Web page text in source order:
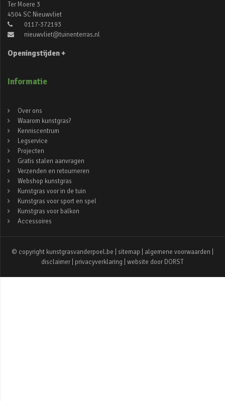
Ter Moere 3
4504 SC Nieuwvliet
0117-372193
nieuwvliet@tuinenterras.nl
Openingstijden +
Informatie
Over ons
Waarom kunstgras?
Kenniscentrum
Legservice
Projecten
Gratis stalen aanvragen
Verzenden en retourneren
Webshop kunstgras
Kunstgras voor in de tuin
Kunstgras voor sport en spel
Kunstgras voor balkon
Accessoires
© copyright kunstgrasvanderpoel.be | sitemap algemene voorwaarden
disclaimer
privacyverklaring | website door DORST